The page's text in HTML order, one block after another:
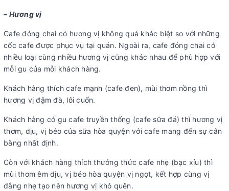
– Hương vị
Cafe đóng chai có hương vị không quá khác biệt so với những
cốc cafe được phục vụ tại quán. Ngoài ra, cafe đóng chai có
nhiều loại cùng nhiều hương vị cũng khác nhau để phù hợp với
mỗi gu của mỗi khách hàng.
Khách hàng thích cafe mạnh (cafe đen), mùi thơm nồng thì
hương vị đậm đà, lôi cuốn.
Khách hàng có gu cafe truyền thống (cafe sữa đá) thì hương vị
thơm, dịu, vị béo của sữa hòa quyện với cafe mang đến sự cân
bằng nhất định.
Còn với khách hàng thích thưởng thức cafe nhẹ (bạc xỉu) thì
mùi thơm êm dịu, vị béo hòa quyện vị ngọt, kết hợp cùng vị
đắng nhẹ tạo nên hương vị khó quên.